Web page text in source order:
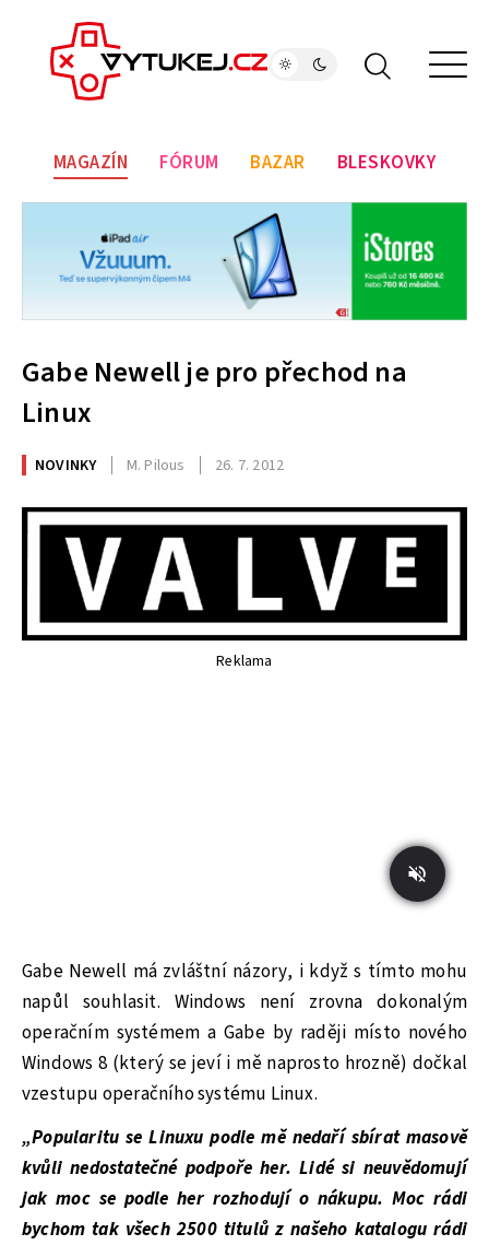
MAGAZÍN FÓRUM BAZAR BLESKOVKY
Gabe Newell je pro přechod na
Linux
NOVINKY M. Pilous 26. 7. 2012
Reklama
Gabe Newell má zvláštní názory, i když s tímto mohu
napůl souhlasit. Windows není zrovna dokonalým
operačním systémem a Gabe by raději místo nového
Windows 8 (který se jeví i mě naprosto hrozně) dočkal
vzestupu operačního systému Linux.
„Popularitu se Linuxu podle mě nedaří sbírat masově
kvůli nedostatečné podpoře her. Lidé si neuvědomují
jak moc se podle her rozhodují o nákupu. Moc rádi
bychom tak všech 2500 titulů z našeho katalogu rádi